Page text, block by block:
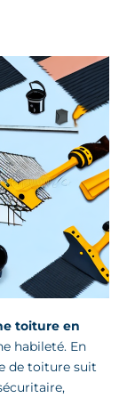
toiture en
habileté. En
de toiture suit